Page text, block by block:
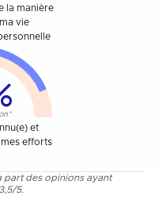
la manière
vie
et
efforts
part des opinions ayant
5.